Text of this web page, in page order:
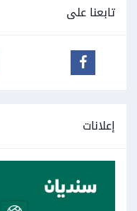
تابعنا على
إعلانات